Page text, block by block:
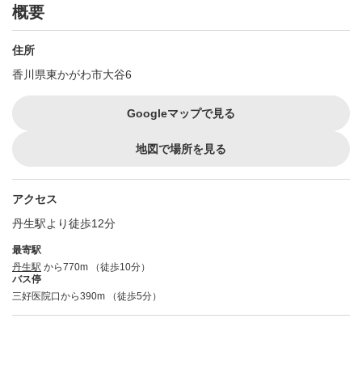
概要
住所
香川県東かがわ市大谷6
Googleマップで見る
地図で場所を見る
アクセス
丹生駅より徒歩12分
最寄駅
丹生駅 から770m （徒歩10分）
バス停
三好医院口から390m （徒歩5分）